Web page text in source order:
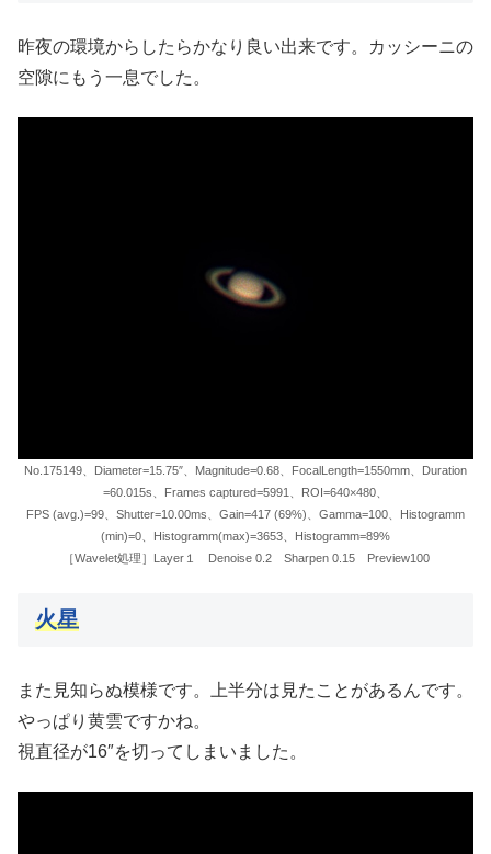
昨夜の環境からしたらかなり良い出来です。カッシーニの
空隙にもう一息でした。
No.175149、Diameter=15.75″、Magnitude=0.68、FocalLength=1550mm、Duration
=60.015s、Frames captured=5991、ROI=640×480、
FPS (avg.)=99、Shutter=10.00ms、Gain=417 (69%)、Gamma=100、Histogramm
(min)=0、Histogramm(max)=3653、Histogramm=89%
［Wavelet処理］Layer１ Denoise 0.2 Sharpen 0.15 Preview100
火星
また見知らぬ模様です。上半分は見たことがあるんです。
やっぱり黄雲ですかね。
視直径が16″を切ってしまいました。